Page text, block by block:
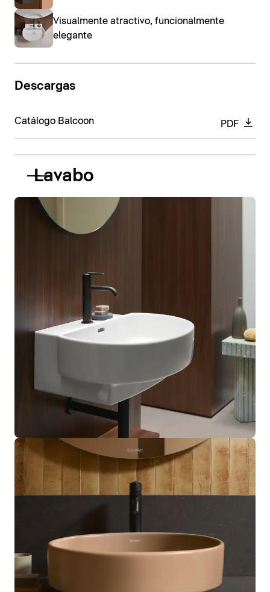
Visualmente atractivo, funcionalmente
elegante
Descargas
Catálogo Balcoon PDF
Lavabo